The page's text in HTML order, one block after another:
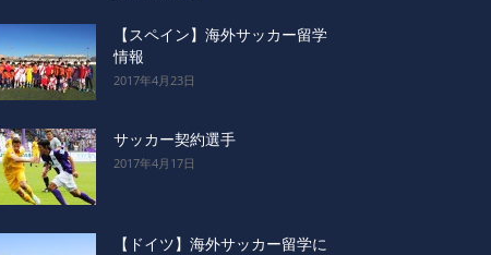
【スペイン】海外サッカー留学
情報
2017年4月23日
サッカー契約選手
2017年4月17日
【ドイツ】海外サッカー留学に